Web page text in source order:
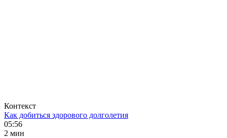
Контекст
Как добиться здорового долголетия
05:56
2 мин